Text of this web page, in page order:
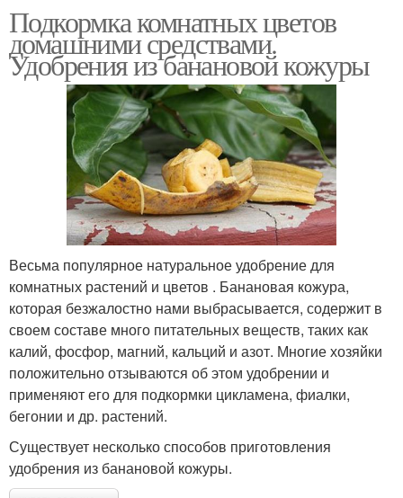
Подкормка комнатных цветов
домашними средствами.
Удобрения из банановой кожуры
Весьма популярное натуральное удобрение для
комнатных растений и цветов . Банановая кожура,
которая безжалостно нами выбрасывается, содержит в
своем составе много питательных веществ, таких как
калий, фосфор, магний, кальций и азот. Многие хозяйки
положительно отзываются об этом удобрении и
применяют его для подкормки цикламена, фиалки,
бегонии и др. растений.
Существует несколько способов приготовления
удобрения из банановой кожуры.